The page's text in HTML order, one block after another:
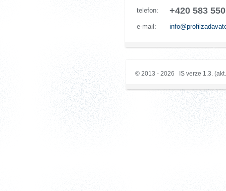
telefon: +420 583
e-mail:
© 2013 - 2026 IS verze 1.3.